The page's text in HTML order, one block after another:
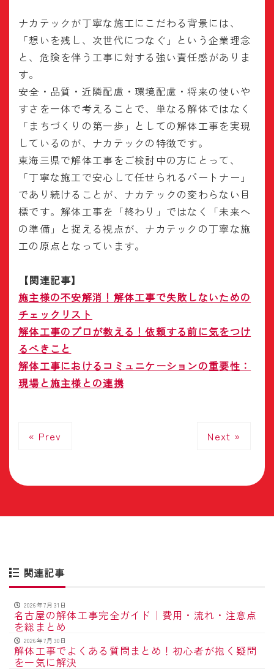
ナカテックが丁寧な施工にこだわる背景には、
「想いを残し、次世代につなぐ」という企業理念
と、危険を伴う工事に対する強い責任感がありま
す。
安全・品質・近隣配慮・環境配慮・将来の使いや
すさを一体で考えることで、単なる解体ではなく
「まちづくりの第一歩」としての解体工事を実現
しているのが、ナカテックの特徴です。
東海三県で解体工事をご検討中の方にとって、
「丁寧な施工で安心して任せられるパートナー」
であり続けることが、ナカテックの変わらない目
標です。解体工事を「終わり」ではなく「未来へ
の準備」と捉える視点が、ナカテックの丁寧な施
工の原点となっています。
【関連記事】
施主様の不安解消！解体工事で失敗しないための
チェックリスト
解体工事のプロが教える！依頼する前に気をつけ
るべきこと
解体工事におけるコミュニケーションの重要性：
現場と施主様との連携
« Prev Next »
関連記事
2026年7月31日
名古屋の解体工事完全ガイド｜費用・流れ・注意点
を総まとめ
2026年7月30日
解体工事でよくある質問まとめ！初心者が抱く疑問
を一気に解決